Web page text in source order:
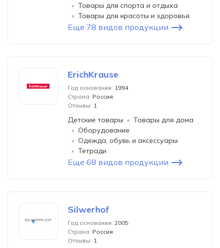
Товары для спорта и отдыха
Товары для красоты и здоровья
Еще 78 видов продукции
ErichKrause
Год основания: 1994
Страна: Россия
Отзывы: 1
Детские товары
Товары для дома
Оборудование
Одежда, обувь и аксессуары
Тетради
Еще 68 видов продукции
Silwerhof
Год основания: 2005
Страна: Россия
Отзывы: 1